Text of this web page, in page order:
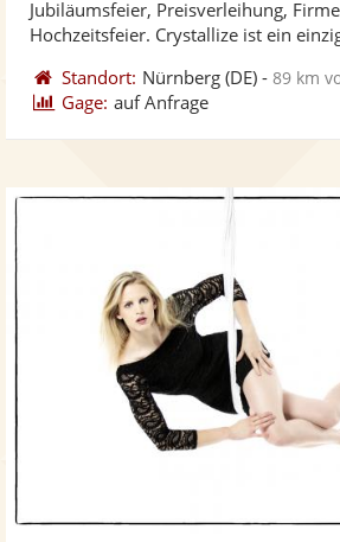
Jubiläumsfeier, Preisverleihung,
Hochzeitsfeier. Crystallize ist ein
Standort: Nürnberg (DE) -89 km
Gage: auf Anfrage